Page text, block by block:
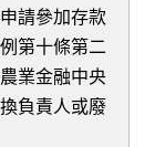
請參加存款
第十條第二
業金融中央
負責人或廢